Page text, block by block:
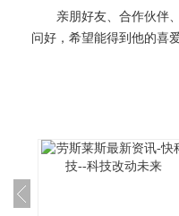
亲朋好友、合作伙伴、
问好，希望能得到他的喜